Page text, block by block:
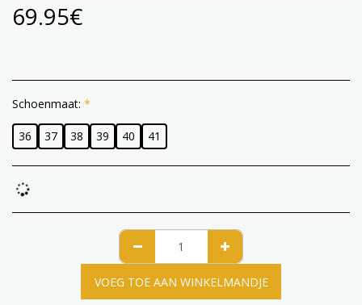
69.95€
Schoenmaat: *
36 37 38 39 40 41
VOEG TOE AAN WINKELMANDJE